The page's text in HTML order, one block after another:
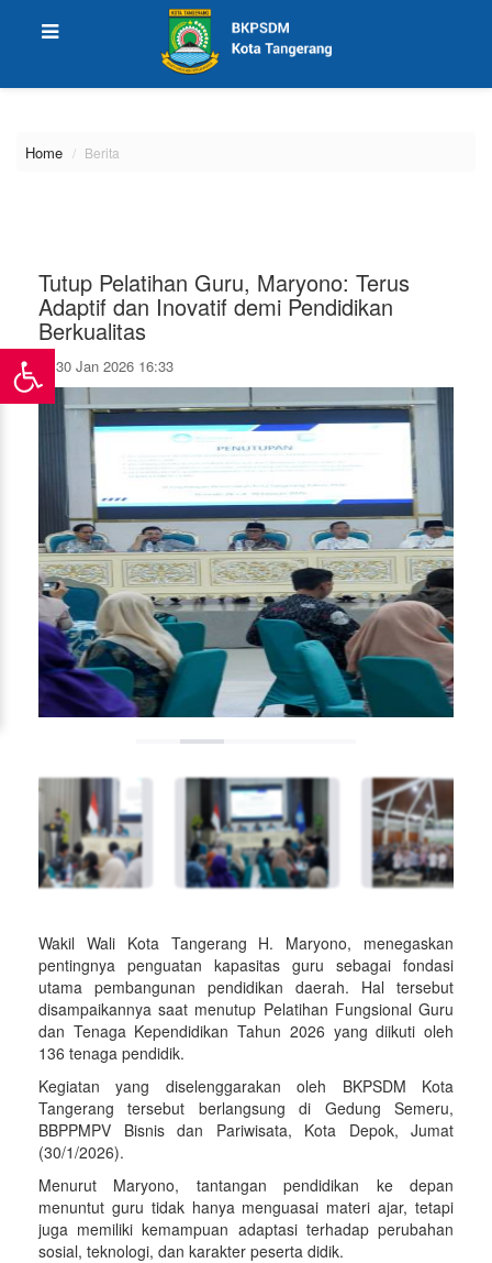
Home Berita
Tutup Pelatihan Guru, Maryono: Terus
Adaptif dan Inovatif demi Pendidikan
Berkualitas
30 Jan 2026 16:33
Wakil Wali Kota Tangerang H. Maryono, menegaskan
pentingnya penguatan kapasitas guru sebagai fondasi
utama pembangunan pendidikan daerah. Hal tersebut
disampaikannya saat menutup Pelatihan Fungsional Guru
dan Tenaga Kependidikan Tahun 2026 yang diikuti oleh
136 tenaga pendidik.
Kegiatan yang diselenggarakan oleh BKPSDM Kota
Tangerang tersebut berlangsung di Gedung Semeru,
BBPPMPV Bisnis dan Pariwisata, Kota Depok, Jumat
(30/1/2026).
Menurut Maryono, tantangan pendidikan ke depan
menuntut guru tidak hanya menguasai materi ajar, tetapi
juga memiliki kemampuan adaptasi terhadap perubahan
sosial, teknologi, dan karakter peserta didik.